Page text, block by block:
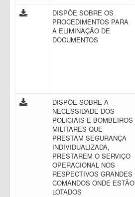
DISPÕE SOBRE OS
PROCEDIMENTOS PARA
A ELIMINAÇÃO DE
DOCUMENTOS
DISPÕE SOBRE A
NECESSIDADE DOS
POLICIAIS E BOMBEIROS
MILITARES QUE
PRESTAM SEGURANÇA
INDIVIDUALIZADA,
PRESTAREM O SERVIÇO
OPERACIONAL NOS
RESPECTIVOS GRANDES
COMANDOS ONDE ESTÃO
LOTADOS